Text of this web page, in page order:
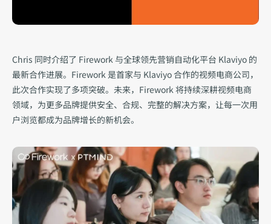
Chris 同时介绍了 Firework 与全球领先营销自动化平台 Klaviyo 的
最新合作进展。Firework 是首家与 Klaviyo 合作的视频电商公司，
此次合作实现了多项突破。未来，Firework 将持续深耕视频电商
领域，为更多品牌提供安全、合规、完整的解决方案，让每一次用
户浏览都成为品牌增长的新机会。